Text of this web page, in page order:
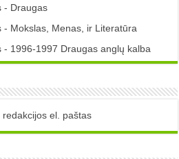
- Draugas
- Mokslas, Menas, ir Literatūra
- 1996-1997 Draugas anglų kalba
el. paštas